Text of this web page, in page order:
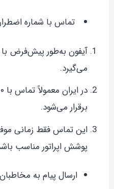
تماس با شماره
آیفون به‌طور پیش‌فرض
می‌گیرد.
برقرار می‌شود.
این تماس فقط زمانی
پوشش اپراتور مناسب
ارسال پیام به